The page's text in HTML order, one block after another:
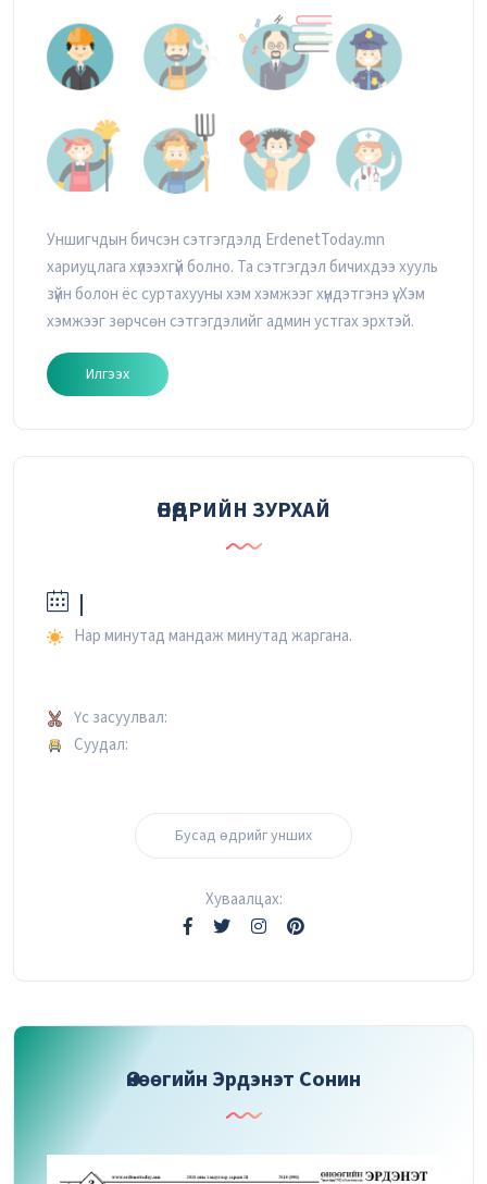
Уншигчдын бичсэн сэтгэгдэлд ErdenetToday.mn
хариуцлага хүлээхгүй болно. Та сэтгэгдэл бичихдээ хууль
зүйн болон ёс суртахууны хэм хэмжээг хүндэтгэнэ үү. Хэм
хэмжээг зөрчсөн сэтгэгдэлийг админ устгах эрхтэй.
Илгээх
ӨНӨӨДРИЙН ЗУРХАЙ
|
Нар минутад мандаж минутад жаргана.
Үс засуулвал:
Суудал:
Бусад өдрийг унших
Хуваалцах:
Өнөөгийн Эрдэнэт Сонин